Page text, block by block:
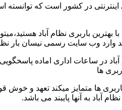
اینترنتی در کشور است که
با بهترین باربری نظام آباد
وارد وب سایت رسمی نیسان بار
در ساعات اداری اماده
ها
باربری ها متمایز میکند تعهد و
آباد به آنها پایبند می باشد.